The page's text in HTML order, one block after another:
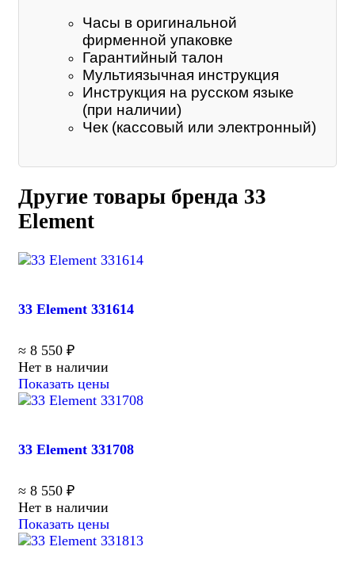
Часы в оригинальной
фирменной упаковке
Гарантийный талон
Мультиязычная инструкция
Инструкция на русском языке
(при наличии)
Чек (кассовый или электронный)
Другие товары бренда 33
Element
33 Element 331614
≈ 8 550 ₽
Нет в наличии
Показать цены
33 Element 331708
≈ 8 550 ₽
Нет в наличии
Показать цены